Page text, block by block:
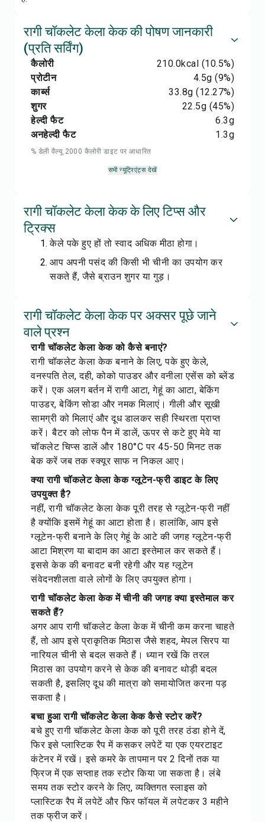
रागी चॉकलेट केला केक की पोषण जानकारी
(प्रति सर्विंग)
कैलोरी 210.0kcal (10.5%)
प्रोटीन
4.5g (9%)
कार्ब्स
33.8g (12.27%)
शुगर
22.5g (45%)
हेल्दी फैट
6.3g
अनहेल्दी फैट
1.3g
% डेली वैल्यू 2000 कैलोरी डाइट पर आधारित
सभी न्यूट्रिएंट्स देखें
रागी चॉकलेट केला केक के लिए टिप्स और
ट्रिक्स
केले पके हुए हों तो स्वाद अधिक मीठा होगा।
आप अपनी पसंद की किसी भी चीनी का उपयोग कर
सकते हैं, जैसे ब्राउन शुगर या गुड़।
रागी चॉकलेट केला केक पर अक्सर पूछे जाने
वाले प्रश्न
रागी चॉकलेट केला केक को कैसे बनाएं?
रागी चॉकलेट केला केक बनाने के लिए, पके हुए केले,
वनस्पति तेल, दही, कोको पाउडर और वनीला एसेंस को ब्लेंड
करें। एक अलग बर्तन में रागी आटा, गेहूं का आटा, बेकिंग
पाउडर, बेकिंग सोडा और नमक मिलाएं। गीली और सूखी
सामग्री को मिलाएं और दूध डालकर सही स्थिरता प्राप्त
करें। बैटर को लोफ पैन में डालें, ऊपर से कटे हुए मेवे या
चॉकलेट चिप्स डालें और 180°C पर 45-50 मिनट तक
बेक करें जब तक स्क्यूर साफ न निकल आए।
क्या रागी चॉकलेट केला केक ग्लूटेन-फ्री डाइट के लिए
उपयुक्त है?
नहीं, रागी चॉकलेट केला केक पूरी तरह से ग्लूटेन-फ्री नहीं
है क्योंकि इसमें गेहूं का आटा होता है। हालांकि, आप इसे
ग्लूटेन-फ्री बनाने के लिए गेहूं के आटे की जगह ग्लूटेन-फ्री
आटा मिश्रण या बादाम का आटा इस्तेमाल कर सकते हैं।
इससे केक की बनावट बनी रहेगी और यह ग्लूटेन
संवेदनशीलता वाले लोगों के लिए उपयुक्त होगा।
रागी चॉकलेट केला केक में चीनी की जगह क्या इस्तेमाल कर
सकते हैं?
अगर आप रागी चॉकलेट केला केक में चीनी कम करना चाहते
हैं, तो आप इसे प्राकृतिक मिठास जैसे शहद, मेपल सिरप या
नारियल चीनी से बदल सकते हैं। ध्यान रखें कि तरल
मिठास का उपयोग करने से केक की बनावट थोड़ी बदल
सकती है, इसलिए दूध की मात्रा को समायोजित करना पड़
सकता है।
बचा हुआ रागी चॉकलेट केला केक कैसे स्टोर करें?
बचे हुए रागी चॉकलेट केला केक को पूरी तरह ठंडा होने दें,
फिर इसे प्लास्टिक रैप में कसकर लपेटें या एक एयरटाइट
कंटेनर में रखें। इसे कमरे के तापमान पर 2 दिनों तक या
फ्रिज में एक सप्ताह तक स्टोर किया जा सकता है। लंबे
समय तक स्टोर करने के लिए, व्यक्तिगत स्लाइस को
प्लास्टिक रैप में लपेटें और फिर फॉयल में लपेटकर 3 महीने
तक फ्रीज करें।